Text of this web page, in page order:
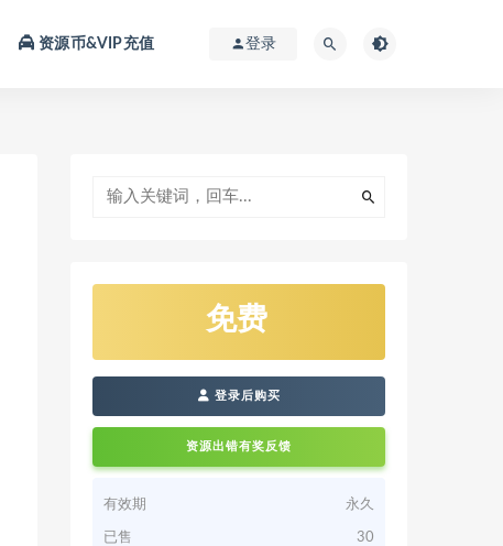
资源币&VIP充值 登录
免费
登录后购买
资源出错有奖反馈
有效期 永久
已售 30